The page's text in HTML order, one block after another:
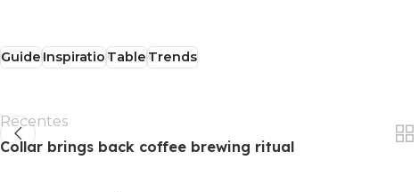
GuideInspiratioTableTrends
Recentes
Collar brings back coffee brewing ritual